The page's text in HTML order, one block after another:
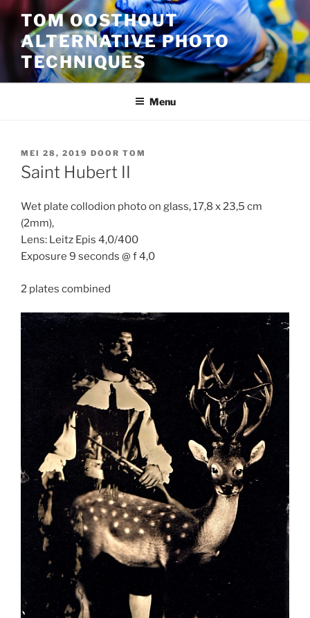
Ga
inhoud
TOM OOSTHOUT
ALTERNATIVE PHOTO
TECHNIQUES
Menu
GEPLAATST
OP
MEI 28, 2019 DOOR TOM
Saint Hubert II
Wet plate collodion photo on glass, 17,8 x 23,5 cm
(2mm),
Lens: Leitz Epis 4,0/400
Exposure 9 seconds @ f 4,0
2 plates combined